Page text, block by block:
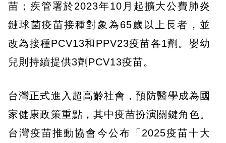
苗；疾管署於2023年10月起擴大公費肺炎
鏈球菌疫苗接種對象為65歲以上長者，並
改為接種PCV13和PPV23疫苗各1劑。嬰幼
兒則持續提供3劑PCV13疫苗。
台灣正式進入超高齡社會，預防醫學成為國
家健康政策重點，其中疫苗扮演關鍵角色。
台灣疫苗推動協會今公布「2025疫苗十大